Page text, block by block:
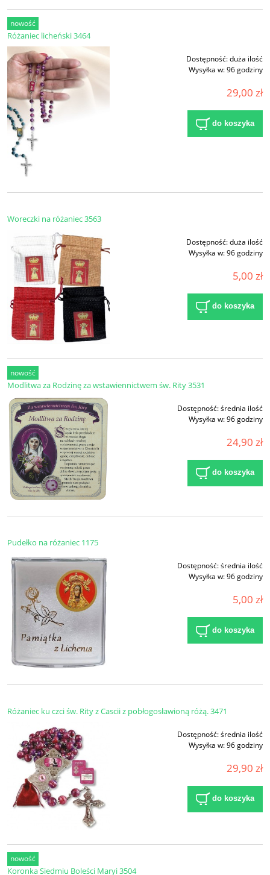
Różaniec licheński 3464
Dostępność:duża ilość
Wysyłka w:96 godziny
29,00 zł
do koszyka
nowość
Woreczki na różaniec 3563
Dostępność:duża ilość
Wysyłka w:96 godziny
5,00 zł
do koszyka
Modlitwa za Rodzinę za wstawiennictwem św. Rity 3531
Dostępność:średnia ilość
Wysyłka w:96 godziny
24,90 zł
do koszyka
nowość
Pudełko na różaniec 1175
Dostępność:średnia ilość
Wysyłka w:96 godziny
5,00 zł
do koszyka
Różaniec ku czci św. Rity z Cascii z pobłogosławioną różą. 3471
Dostępność:średnia ilość
Wysyłka w:96 godziny
29,90 zł
do koszyka
Koronka Siedmiu Boleści Maryi 3504
nowość